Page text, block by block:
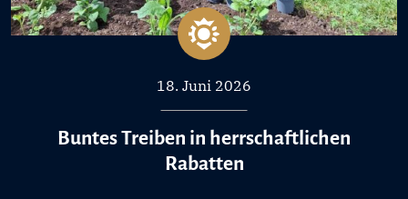
18. Juni 2026
Buntes Treiben in herrschaftlichen
Rabatten